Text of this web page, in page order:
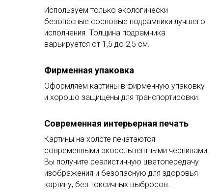
Используем только экологически
безопасные сосновые подрамники лучшего
исполнения. Толщина подрамника
варьируется от 1,5 до 2,5 см.
Фирменная упаковка
Оформляем картины в фирменную упаковку
и хорошо защищены для транспортировки.
Современная интерьерная печать
Картины на холсте печатаются
современными экосольвентными чернилами.
Вы получите реалистичную цветопередачу
изображения и безопасную для здоровья
картину, без токсичных выбросов.